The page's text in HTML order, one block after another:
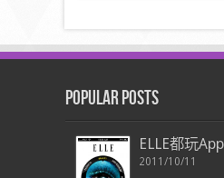
Popular Posts
ELLE都玩
2011/10/11